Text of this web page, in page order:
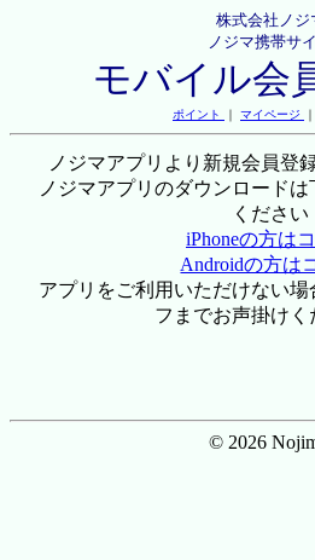
株式会社ノジ
ノジマ携帯サ
モバイル会
ポイント ｜ マイページ ｜
ノジマアプリより新規会員登
ノジマアプリのダウンロード
ください
iPhoneの方は
Androidの方は
アプリをご利用いただけない
フまでお声掛けく
© 2026